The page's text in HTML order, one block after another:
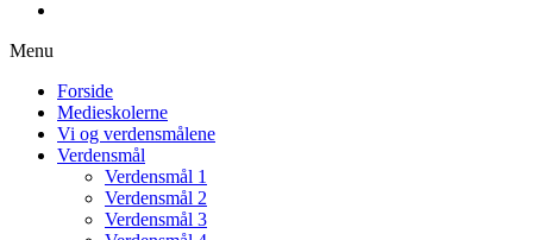
Menu
Forside
Medieskolerne
Vi og verdensmålene
Verdensmål
Verdensmål 1
Verdensmål 2
Verdensmål 3